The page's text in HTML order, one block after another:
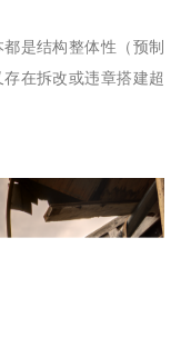
是结构整体性（预制
在拆改或违章搭建超